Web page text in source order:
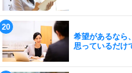
希望があるなら
思っているだけ